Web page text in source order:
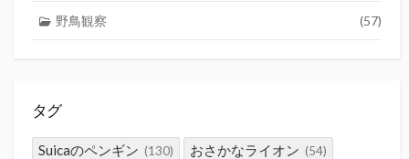
野鳥観察 (57)
タグ
Suicaのペンギン (130) おさかなライオン (54)